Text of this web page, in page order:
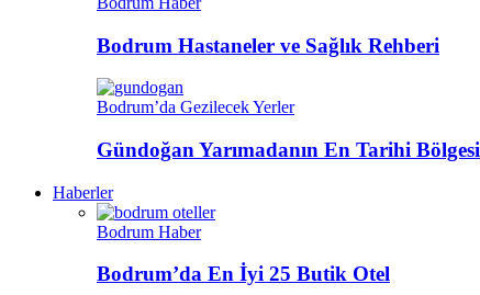
Bodrum Hastaneler ve Sağlık Rehberi
Bodrum’da Gezilecek Yerler
Gündoğan Yarımadanın En Tarihi Bölgesi
Haberler
Bodrum Haber
Bodrum’da En İyi 25 Butik Otel